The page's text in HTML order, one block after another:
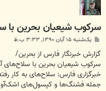
سرکوب شیعیان بحرین با
ت
یک‌شنبه ۱۵ آبان ۱۳۹۰, ۳:۳۳ ب.ظ
گزارش خبرنگار فارس از بحرین/
سرکوب شیعیان بحرین با سلاح‌های
خبرگزاری فارس: سلاح‌های به کار
جمله فشنگ‌ها و کپسول‌های